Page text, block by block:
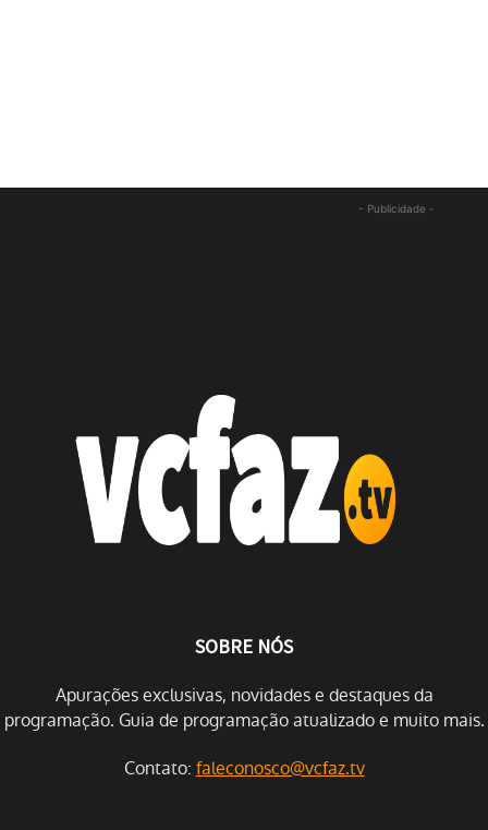
- Publicidade -
SOBRE NÓS
Apurações exclusivas, novidades e destaques da
programação. Guia de programação atualizado e muito mais.
Contato: faleconosco@vcfaz.tv